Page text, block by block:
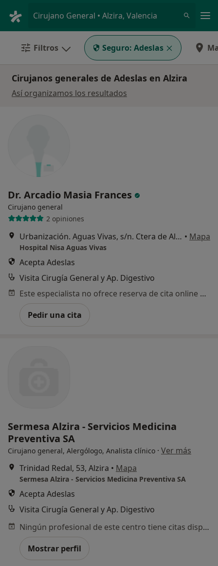
Cirujano General • Alzira, Valencia
Filtros Seguro: Adeslas
Cirujanos generales de Adeslas en Alzira
Así organizamos los resultados
Dr. Arcadio Masia Frances
Cirujano general
2 opiniones
Urbanización. Aguas Vivas, s/n. Ctera de Alzira a Tavernes de Valldigna CV-50 Km 11, Carcaixent • Mapa
Hospital Nisa Aguas Vivas
Acepta Adeslas
Visita Cirugía General y Ap. Digestivo
Este especialista no ofrece reserva de cita online en esta dirección.
Pedir una cita
Sermesa Alzira - Servicios Medicina
Preventiva SA
Cirujano general, Alergólogo, Analista clínico · Ver más
Trinidad Redal, 53, Alzira • Mapa
Sermesa Alzira - Servicios Medicina Preventiva SA
Acepta Adeslas
Visita Cirugía General y Ap. Digestivo
Ningún profesional de este centro tiene citas disponibles
Mostrar perfil